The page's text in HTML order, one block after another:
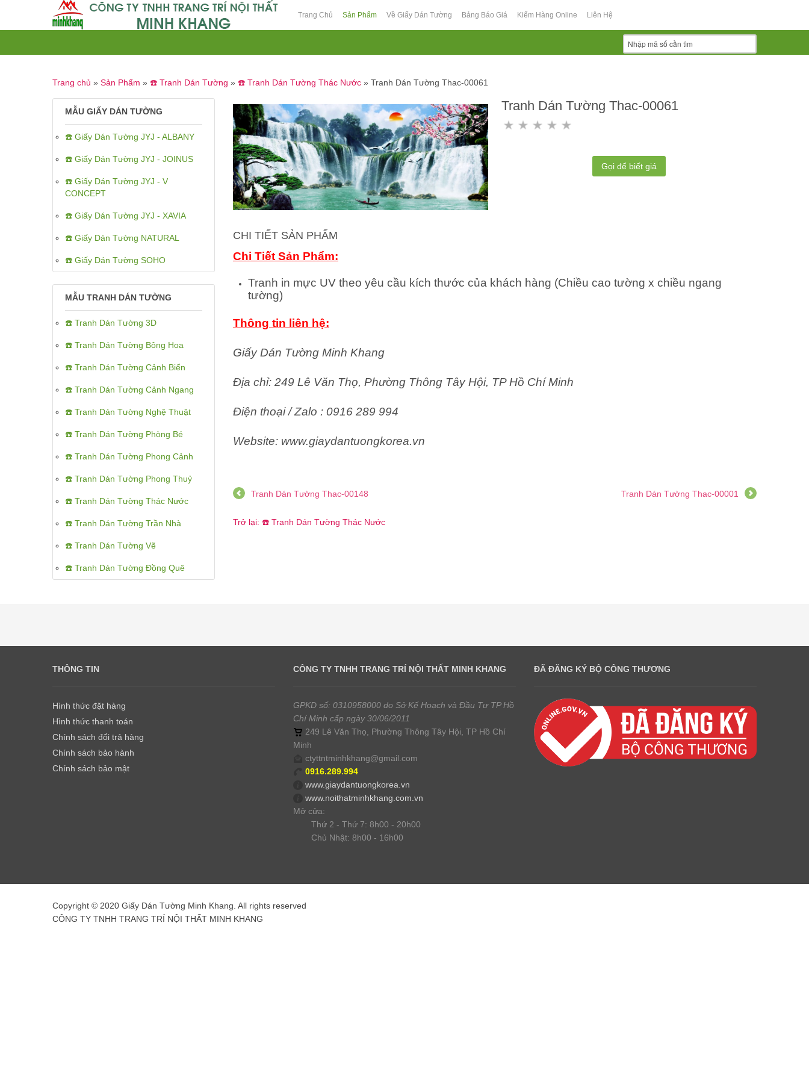
Trang Chủ Sản Phẩm Về Giấy Dán Tường Bảng Báo Giá Kiểm Hàng Online Liên Hệ
Trang chủ » Sản Phẩm » ☎️ Tranh Dán Tường » ☎️ Tranh Dán Tường Thác Nước » Tranh Dán Tường Thac-00061
MẪU GIẤY DÁN TƯỜNG
☎️ Giấy Dán Tường JYJ - ALBANY
☎️ Giấy Dán Tường JYJ - JOINUS
☎️ Giấy Dán Tường JYJ - V
CONCEPT
☎️ Giấy Dán Tường JYJ - XAVIA
☎️ Giấy Dán Tường NATURAL
☎️ Giấy Dán Tường SOHO
MẪU TRANH DÁN TƯỜNG
☎️ Tranh Dán Tường 3D
☎️ Tranh Dán Tường Bông Hoa
☎️ Tranh Dán Tường Cảnh Biển
☎️ Tranh Dán Tường Cảnh Ngang
☎️ Tranh Dán Tường Nghệ Thuật
☎️ Tranh Dán Tường Phòng Bé
☎️ Tranh Dán Tường Phong Cảnh
☎️ Tranh Dán Tường Phong Thuỷ
☎️ Tranh Dán Tường Thác Nước
☎️ Tranh Dán Tường Trần Nhà
☎️ Tranh Dán Tường Vẽ
☎️ Tranh Dán Tường Đồng Quê
Tranh Dán Tường Thac-00061
Gọi để biết giá
CHI TIẾT SẢN PHẨM
Chi Tiết Sản Phẩm:
Tranh in mực UV theo yêu cầu kích thước của khách hàng (Chiều cao tường x chiều ngang
tường)
Thông tin liên hệ:
Giấy Dán Tường Minh Khang
Địa chỉ: 249 Lê Văn Thọ, Phường Thông Tây Hội, TP Hồ Chí Minh
Điện thoại / Zalo : 0916 289 994
Website: www.giaydantuongkorea.vn
Tranh Dán Tường Thac-00001
Tranh Dán Tường Thac-00148
Trở lại: ☎️ Tranh Dán Tường Thác Nước
THÔNG TIN
Hình thức đặt hàng
Hình thức thanh toán
Chính sách đổi trả hàng
Chính sách bảo hành
Chính sách bảo mật
CÔNG TY TNHH TRANG TRÍ NỘI THẤT MINH KHANG
GPKD số: 0310958000 do Sở Kế Hoạch và Đầu Tư TP Hồ
Chí Minh cấp ngày 30/06/2011
249 Lê Văn Thọ, Phường Thông Tây Hội, TP Hồ Chí
Minh
ctyttntminhkhang@gmail.com
0916.289.994
www.giaydantuongkorea.vn
www.noithatminhkhang.com.vn
Mở cửa:
Thứ 2 - Thứ 7: 8h00 - 20h00
Chủ Nhật: 8h00 - 16h00
ĐÃ ĐĂNG KÝ BỘ CÔNG THƯƠNG
Copyright © 2020 Giấy Dán Tường Minh Khang. All rights reserved
CÔNG TY TNHH TRANG TRÍ NỘI THẤT MINH KHANG